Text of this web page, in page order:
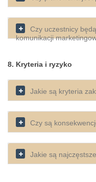
Czy uczestnicy
komunikacji
8. Kryteria i ryzyko
Jakie są kryteria
Czy są
Jakie są